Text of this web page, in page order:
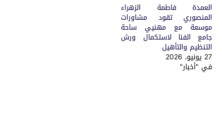
العمدة فاطمة الزهراء
المنصوري تقود مشاورات
موسعة مع مهنيي ساحة
جامع الفنا لاستكمال ورش
التنظيم والتأهيل
27 يونيو، 2026
في "أخبار"